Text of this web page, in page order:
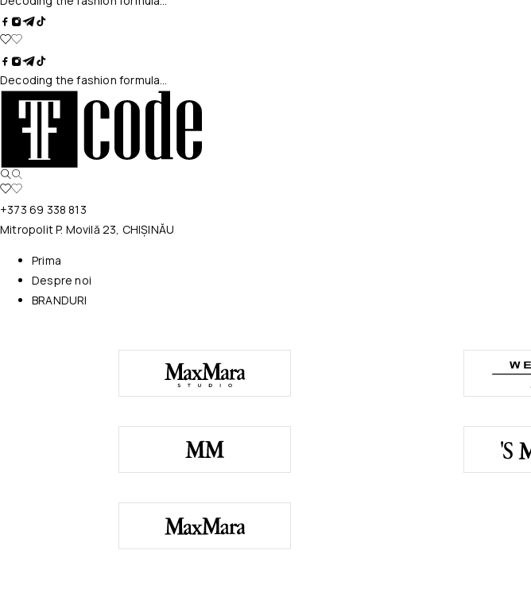
Decoding the fashion formula…
+373 69 338 813
Mitropolit P. Movilă 23, CHIȘINĂU
Prima
Despre noi
BRANDURI